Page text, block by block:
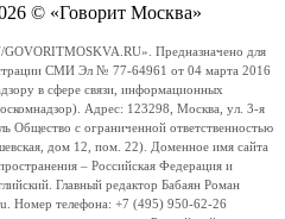
© «Говорит Москва»
Предназначено для
СМИ Эл № 77-64961 от 04 марта 2016
в сфере связи, информационных
Адрес: 123298, Москва, ул. 3-я
Общество с ограниченной ответственностью
дом 12, пом. 22). Доменное имя сайта
– Российская Федерация и
Главный редактор Бабаян Роман
Номер телефона: +7 (495) 950-62-26